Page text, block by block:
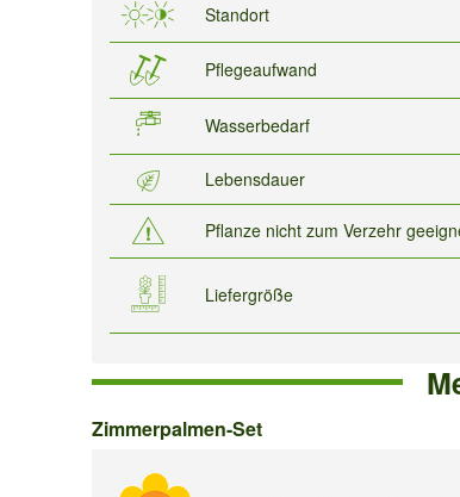
Standort
Pflegeaufwand
Wasserbedarf
Lebensdauer
Pflanze nicht zum Verzehr
Liefergröße
Zimmerpalmen-
Zimmerpalmen-Set